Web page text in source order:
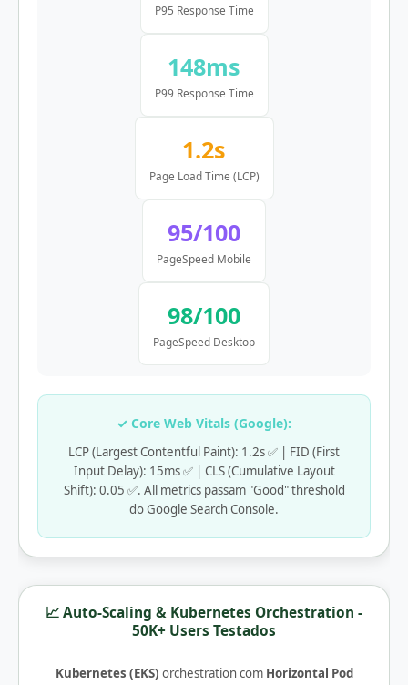
P95 Response Time
148ms
P99 Response Time
1.2s
Page Load Time (LCP)
95/100
PageSpeed Mobile
98/100
PageSpeed Desktop
✓ Core Web Vitals (Google):
LCP (Largest Contentful Paint): 1.2s ✅ | FID (First
Input Delay): 15ms ✅ | CLS (Cumulative Layout
Shift): 0.05 ✅. All metrics passam "Good" threshold
do Google Search Console.
📈 Auto-Scaling & Kubernetes Orchestration -
50K+ Users Testados
Kubernetes (EKS) orchestration com Horizontal Pod